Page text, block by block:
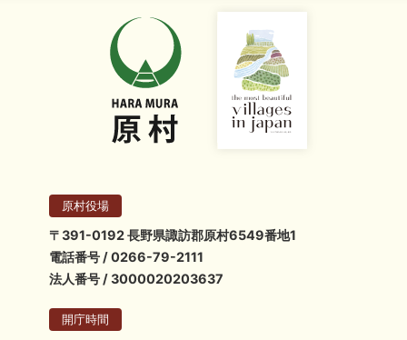
原村役場
〒391-0192 長野県諏訪郡原村6549番地1
電話番号 / 0266-79-2111
法人番号 / 3000020203637
開庁時間